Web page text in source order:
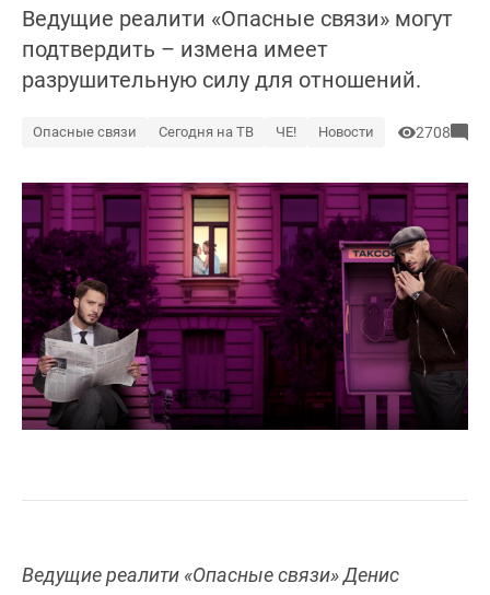
Ведущие реалити «Опасные связи» могут
подтвердить – измена имеет
разрушительную силу для отношений.
Опасные связи Сегодня на ТВ ЧЕ! Новости 2708
Ведущие реалити «Опасные связи» Денис